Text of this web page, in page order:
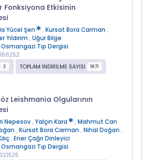
Fonksiyona Etkisinin
Yücel Şen , Kursat Bora Carman ,
Yıldırım , Uğur Bilge
Osmangazi Tıp Dergisi
2 TOPLAM İNDİRİLME SAYISI 1871
Leishmania Olgularının
Nepesov, Yalçın Kara , Mahmut Can
, Kursat Bora Carman , Nihal Doğan ,
, Ener Çağrı Dinleyici
Osmangazi Tıp Dergisi